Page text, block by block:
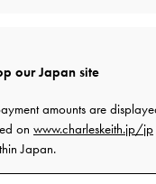
とても良かった
とても良かった
our Japan site
amounts are
on www.charleskeith.jp/jp
Japan.